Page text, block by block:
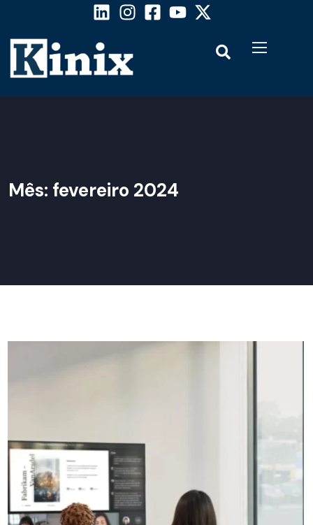
Mês: fevereiro 2024